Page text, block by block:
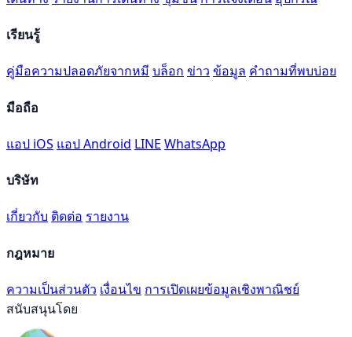
เรียนรู้
คู่มือความปลอดภัยจากหมี บล็อก ข่าว ข้อมูล คำถามที่พบบ่อย
มือถือ
แอป iOS แอป Android LINE WhatsApp
บริษัท
เกี่ยวกับ ติดต่อ รายงาน
กฎหมาย
ความเป็นส่วนตัว เงื่อนไข การเปิดเผยข้อมูลเชิงพาณิชย์
สนับสนุนโดย